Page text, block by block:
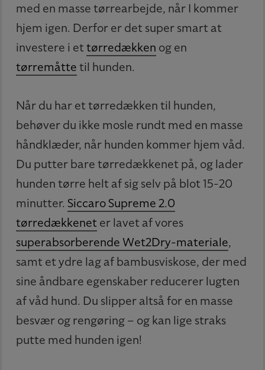
med en masse tørrearbejde, når I kommer
hjem igen. Derfor er det super smart at
investere i ettørredækken og en
tørremåttetil hunden.
Når du har et tørredækken til hunden,
behøver du ikke mosle rundt med en masse
håndklæder, når hunden kommer hjem våd.
Du putter bare tørredækkenet på, og lader
hunden tørre helt af sig selv på blot 15-20
minutter. Siccaro Supreme 2.0
tørredækkenet er lavet af vores
superabsorberende Wet2Dry-materiale,
samt et ydre lag af bambusviskose, der med
sine åndbare egenskaber reducerer lugten
af våd hund. Du slipper altså for en masse
besvær og rengøring – og kan lige straks
putte med hunden igen!